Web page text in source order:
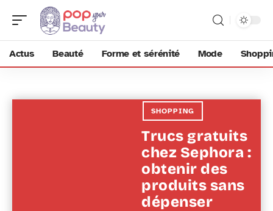
Actus Beauté Forme et sérénité Mode
SHOPPING
Trucs gratuits
chez Sephora :
obtenir des
produits sans
dépenser